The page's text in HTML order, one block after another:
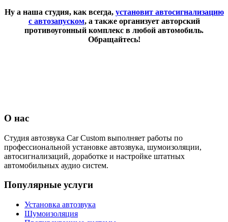
Ну а наша студия, как всегда, установит автосигнализацию
с автозапуском, а также организует авторский
противоугонный комплекс в любой автомобиль.
Обращайтесь!
О нас
Студия автозвука Car Custom выполняет работы по
профессиональной установке автозвука, шумоизоляции,
автосигнализаций, доработке и настройке штатных
автомобильных аудио систем.
Популярные услуги
Установка автозвука
Шумоизоляция